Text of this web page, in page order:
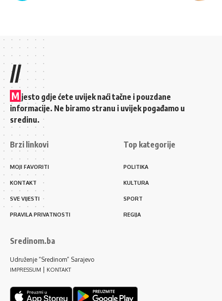
//
M jesto gdje ćete uvijek naći tačne i pouzdane
informacije. Ne biramo stranu i uvijek pogađamo u
sredinu.
Brzi linkovi
MOJI FAVORITI
KONTAKT
SVE VIJESTI
PRAVILA PRIVATNOSTI
Top kategorije
POLITIKA
KULTURA
SPORT
REGIJA
Sredinom.ba
Udruženje “Sredinom” Sarajevo
IMPRESSUM KONTAKT